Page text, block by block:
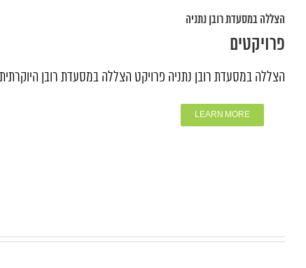
הצללה במסעדת רובן נתניה
פרויקטים
הצללה במסעדת רובן נתניה פרויקט הצללה במסעדת רובן
LEARN MORE